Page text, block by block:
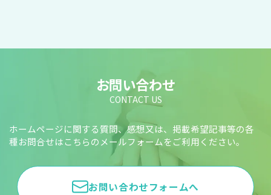
お問い合わせ
CONTACT US
ホームページに関する質問、感想又は、掲載希望記事等の各
種お問合せはこちらのメールフォームをご利用ください。
お問い合わせフォームへ